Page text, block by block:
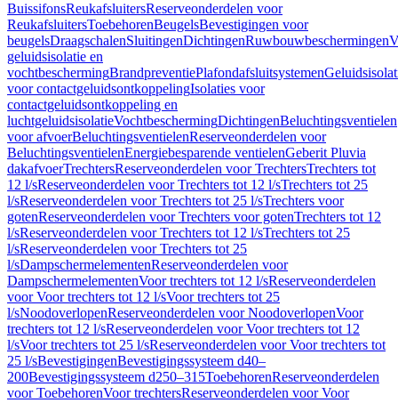
BuissifonsReukafsluitersReserveonderdelen voor
ReukafsluitersToebehorenBeugelsBevestigingen voor
beugelsDraagschalenSluitingenDichtingenRuwbouwbeschermingen
geluidsisolatie en
vochtbeschermingBrandpreventiePlafondafsluitsystemen
voor contactgeluidsontkoppelingIsolaties voor
contactgeluidsontkoppeling en
luchtgeluidsisolatieVochtbeschermingDichtingenBeluchtingsventielen
voor afvoerBeluchtingsventielenReserveonderdelen voor
BeluchtingsventielenEnergiebesparende ventielenGeberit Pluvia
dakafvoerTrechtersReserveonderdelen voor TrechtersTrechters tot
12 l/sReserveonderdelen voor Trechters tot 12 l/sTrechters tot 25
l/sReserveonderdelen voor Trechters tot 25 l/sTrechters voor
gotenReserveonderdelen voor Trechters voor gotenTrechters tot 12
l/sReserveonderdelen voor Trechters tot 12 l/sTrechters tot 25
l/sReserveonderdelen voor Trechters tot 25
l/sDampschermelementenReserveonderdelen voor
DampschermelementenVoor trechters tot 12 l/sReserveonderdelen
voor Voor trechters tot 12 l/sVoor trechters tot 25
l/sNoodoverlopenReserveonderdelen voor NoodoverlopenVoor
trechters tot 12 l/sReserveonderdelen voor Voor trechters tot 12
l/sVoor trechters tot 25 l/sReserveonderdelen voor Voor trechters tot
25 l/sBevestigingenBevestigingssysteem d40–
200Bevestigingssysteem d250–315ToebehorenReserveonderdelen
voor ToebehorenVoor trechtersReserveonderdelen voor Voor